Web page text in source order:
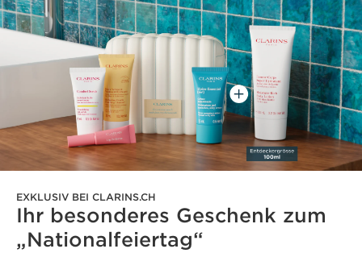
EXKLUSIV BEI CLARINS.CH
Ihr besonderes Geschenk zum
„Nationalfeiertag“